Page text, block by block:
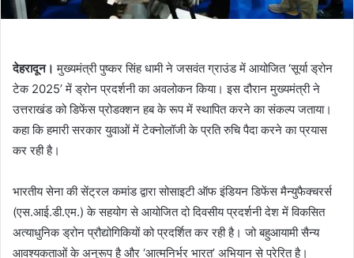
देहरादून। मुख्यमंत्री पुष्कर सिंह धामी ने जसवंत ग्राउंड में आयोजित ‘सूर्या ड्रोन
टेक 2025’ में ड्रोन प्रदर्शनी का अवलोकन किया। इस दौरान मुख्यमंत्री ने
उत्तराखंड को डिफेंस प्रोडक्शन हब के रूप में स्थापित करने का संकल्प जताया।
कहा कि हमारी सरकार युवाओं में टेक्नोलॉजी के प्रति रुचि पैदा करने का प्रयास
कर रही है।
भारतीय सेना की सेंट्रल कमांड द्वारा सोसाइटी ऑफ इंडियन डिफेंस मैन्युफैक्चरर्स
(एस.आई.डी.एम.) के सहयोग से आयोजित दो दिवसीय प्रदर्शनी देश में विकसित
अत्याधुनिक ड्रोन प्रौद्योगिकियों को प्रदर्शित कर रही है। जो बहुआयामी सैन्य
आवश्यकताओं के अनुरूप है और ‘आत्मनिर्भर भारत’ अभियान से प्रेरित है।